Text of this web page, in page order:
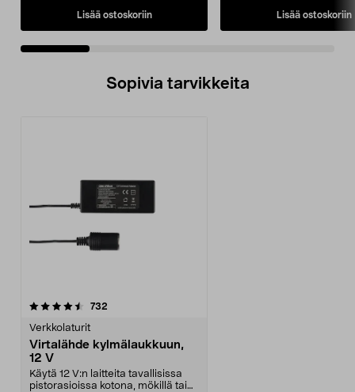
Lisää ostoskoriin Lisää ostoskoriin
Sopivia tarvikkeita
732
Verkkolaturit
Virtalähde kylmälaukkuun,
12 V
Käytä 12 V:n laitteita tavallisissa
pistorasioissa kotona, mökillä tai